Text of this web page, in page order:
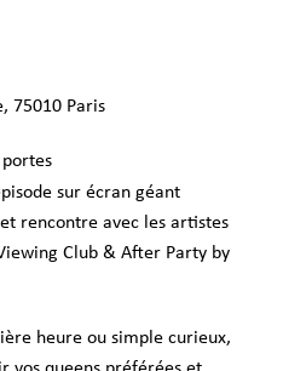
75010 Paris
sur écran géant
rencontre avec les artistes
Club & After Party by
heure ou simple curieux,